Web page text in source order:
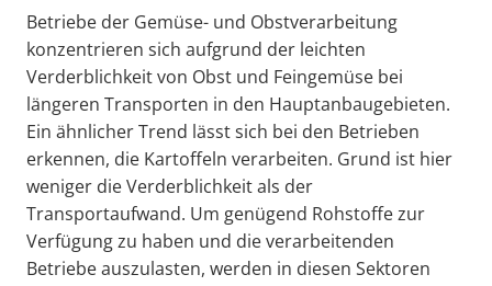
Betriebe der Gemüse- und Obstverarbeitung
konzentrieren sich aufgrund der leichten
Verderblichkeit von Obst und Feingemüse bei
längeren Transporten in den Hauptanbaugebieten.
Ein ähnlicher Trend lässt sich bei den Betrieben
erkennen, die Kartoffeln verarbeiten. Grund ist hier
weniger die Verderblichkeit als der
Transportaufwand. Um genügend Rohstoffe zur
Verfügung zu haben und die verarbeitenden
Betriebe auszulasten, werden in diesen Sektoren